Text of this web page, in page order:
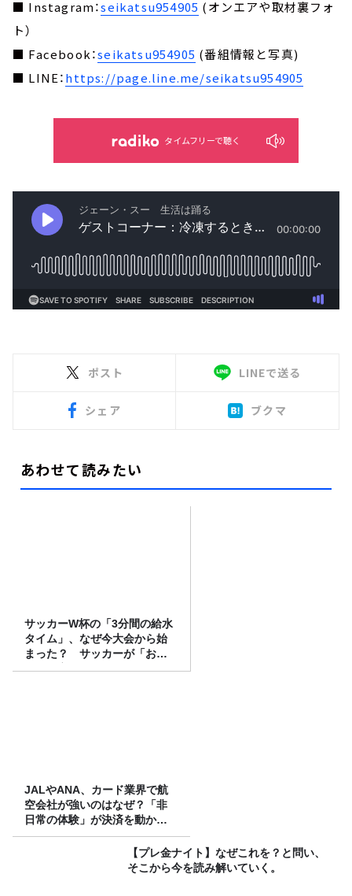
■ Instagram：seikatsu954905 (オンエアや取材裏フォ
ト）
■ Facebook：seikatsu954905 (番組情報と写真)
■ LINE：https://page.line.me/seikatsu954905
タイムフリーで聴く
ポスト LINEで送る
シェア ブクマ
あわせて読みたい
サッカーW杯の「3分間の給水
タイム」、なぜ今大会から始
まった？ サッカーが「お
金」に変わる仕組み
JALやANA、カード業界で航
空会社が強いのはなぜ？「非
日常の体験」が決済を動かす
理由
【プレ金ナイト】なぜこれを？と問い、
そこから今を読み解いていく。